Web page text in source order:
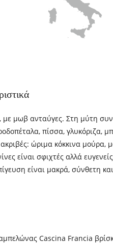
με μωβ ανταύγες. Στη μύτη
πίσσα, γλυκόριζα,
ώριμα κόκκινα μούρα,
είναι σφιχτές αλλά
είναι μακρά, σύνθετη
Cascina Francia